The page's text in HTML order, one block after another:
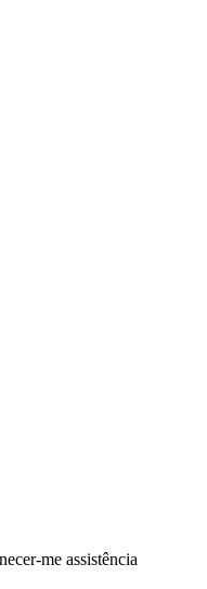
me assistência